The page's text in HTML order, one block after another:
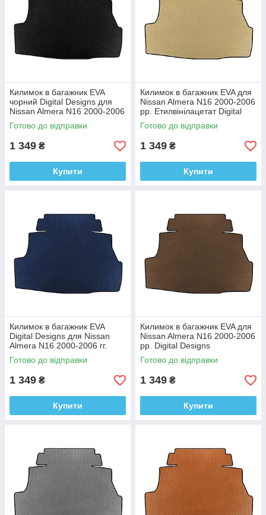
Килимок в багажник EVA
чорний Digital Designs для
Nissan Almera N16 2000-2006
рр. Етилвінілацетат
Готово до відправки
1 349 ₴
Купити
Килимок в багажник EVA для
Nissan Almera N16 2000-2006
рр. Етилвінілацетат Digital
Designs
Готово до відправки
1 349 ₴
Купити
Килимок в багажник EVA
Digital Designs для Nissan
Almera N16 2000-2006 гг.
Этилвинилацетат
Готово до відправки
1 349 ₴
Купити
Килимок в багажник EVA для
Nissan Almera N16 2000-2006
рр. Digital Designs
Етилвінілацетат
Готово до відправки
1 349 ₴
Купити